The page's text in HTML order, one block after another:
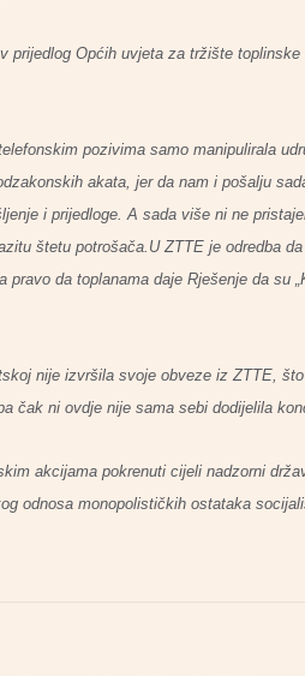
prijedlog Općih uvjeta za tržište
pozivima samo manipulirala
akata, jer da nam i pošalju
i prijedloge. A sada više ni ne
štetu potrošača.U ZTTE je odredba
pravo da toplanama daje Rješenje da su
nije izvršila svoje obveze iz ZTTE,
čak ni ovdje nije sama sebi dodijelila
akcijama pokrenuti cijeli nadzorni
odnosa monopolističkih ostataka